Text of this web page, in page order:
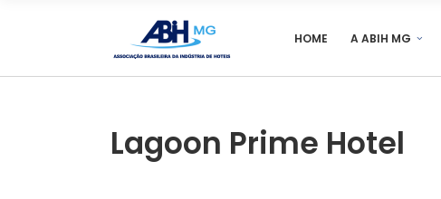
HOME A ABIH MG
Lagoon Prime Hotel